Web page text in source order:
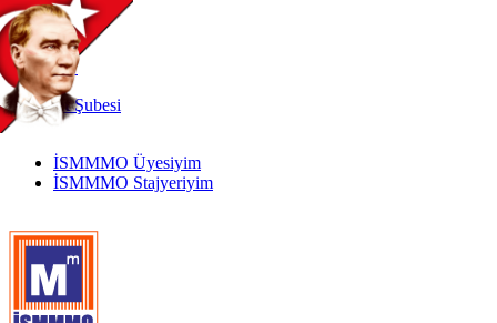
TR
|
EN
İnternetŞubesi
İSMMMO Üyesiyim
İSMMMO Stajyeriyim